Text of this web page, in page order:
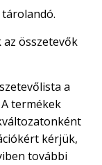
összetevők
a
termékek
kérjük,
további